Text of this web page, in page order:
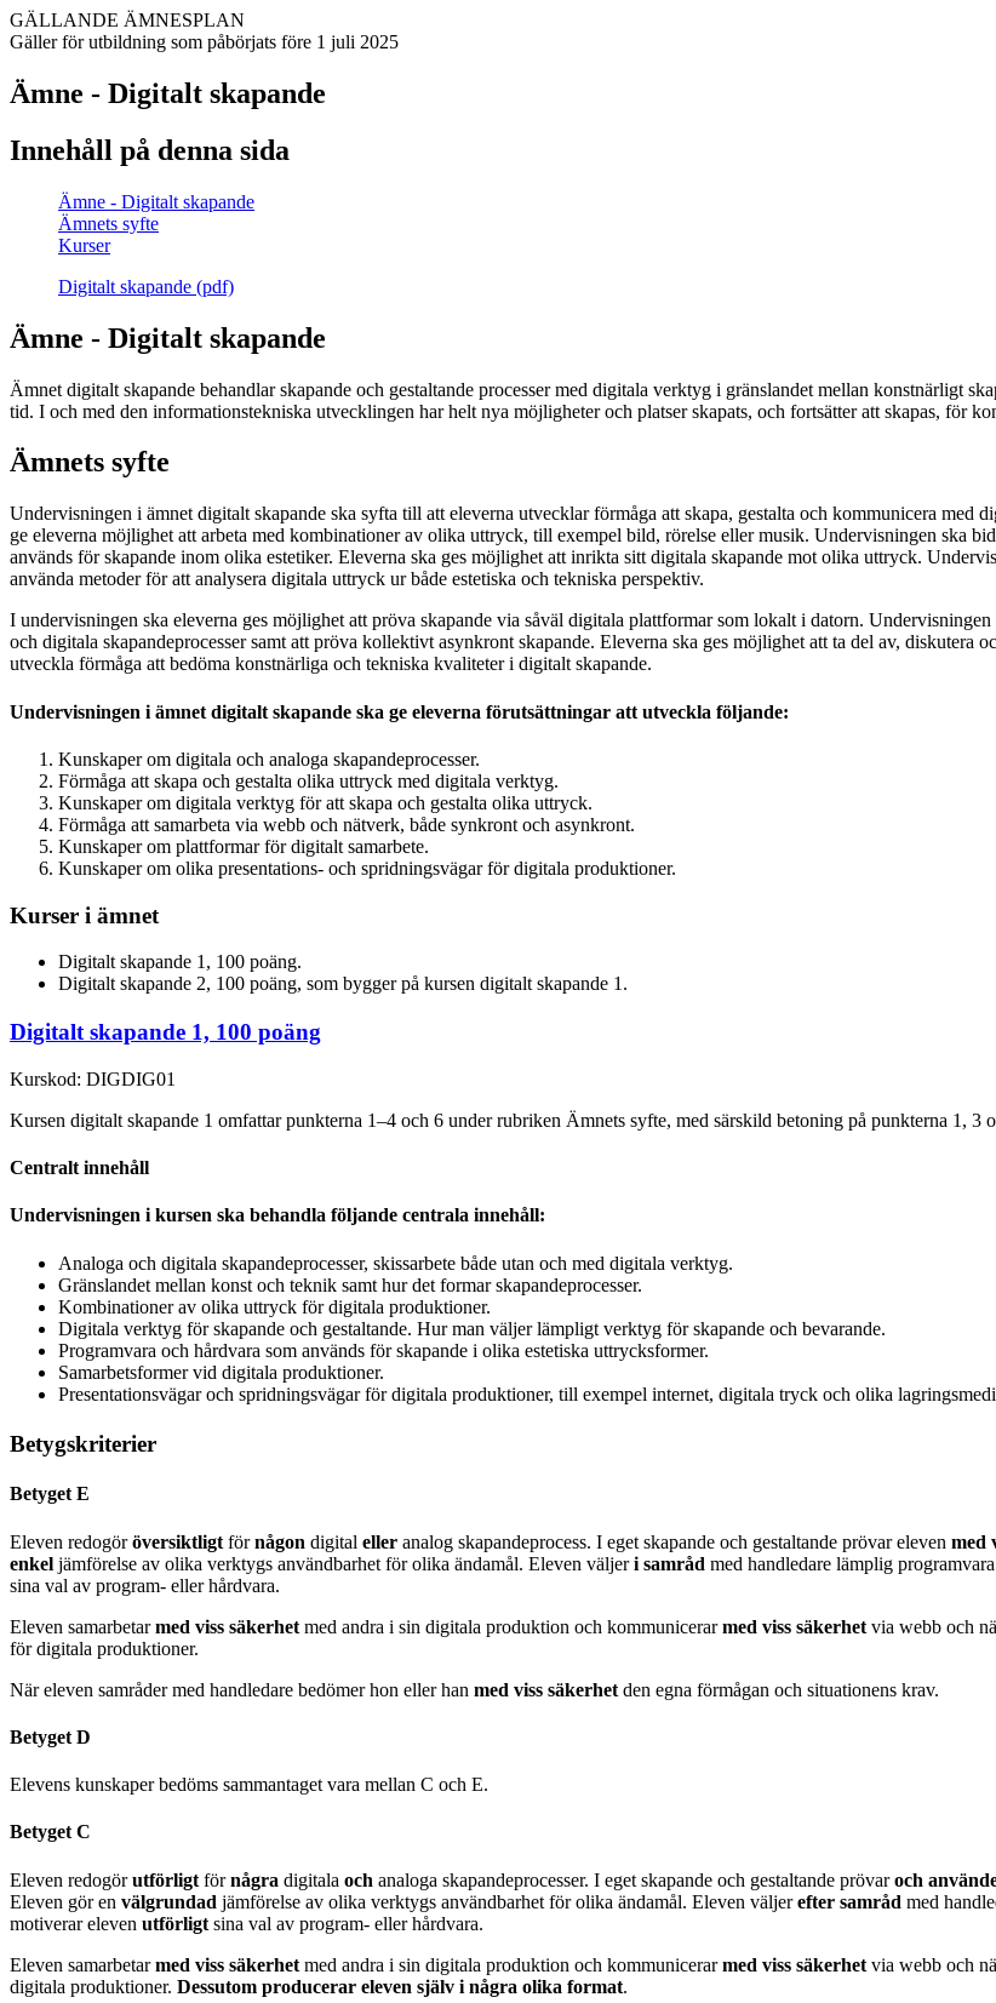
GÄLLANDE ÄMNESPLAN
Gäller för utbildning som påbörjats före 1 juli 2025
Ämne - Digitalt skapande
Innehåll på denna sida
Ämne - Digitalt skapande
Ämnets syfte
Kurser
Digitalt skapande (pdf)
Ämne - Digitalt skapande
Ämnet digitalt skapande behandlar skapande och gestaltande processer med digitala verktyg i gränslandet mellan konstnärligt
tid. I och med den informationstekniska utvecklingen har helt nya möjligheter och platser skapats, och fortsätter att skapas, för
Ämnets syfte
Undervisningen i ämnet digitalt skapande ska syfta till att eleverna utvecklar förmåga att skapa, gestalta och kommunicera
ge eleverna möjlighet att arbeta med kombinationer av olika uttryck, till exempel bild, rörelse eller musik. Undervisningen ska
används för skapande inom olika estetiker. Eleverna ska ges möjlighet att inrikta sitt digitala skapande mot olika uttryck.
använda metoder för att analysera digitala uttryck ur både estetiska och tekniska perspektiv.
I undervisningen ska eleverna ges möjlighet att pröva skapande via såväl digitala plattformar som lokalt i datorn.
och digitala skapandeprocesser samt att pröva kollektivt asynkront skapande. Eleverna ska ges möjlighet att ta del av, diskutera
utveckla förmåga att bedöma konstnärliga och tekniska kvaliteter i digitalt skapande.
Undervisningen i ämnet digitalt skapande ska ge eleverna förutsättningar att utveckla följande:
Kunskaper om digitala och analoga skapandeprocesser.
Förmåga att skapa och gestalta olika uttryck med digitala verktyg.
Kunskaper om digitala verktyg för att skapa och gestalta olika uttryck.
Förmåga att samarbeta via webb och nätverk, både synkront och asynkront.
Kunskaper om plattformar för digitalt samarbete.
Kunskaper om olika presentations- och spridningsvägar för digitala produktioner.
Kurser i ämnet
Digitalt skapande 1, 100 poäng.
Digitalt skapande 2, 100 poäng, som bygger på kursen digitalt skapande 1.
Digitalt skapande 1, 100 poäng
Kurskod: DIGDIG01
Kursen digitalt skapande 1 omfattar punkterna 1–4 och 6 under rubriken Ämnets syfte, med särskild betoning på punkterna 1, 3
Centralt innehåll
Undervisningen i kursen ska behandla följande centrala innehåll:
Analoga och digitala skapandeprocesser, skissarbete både utan och med digitala verktyg.
Gränslandet mellan konst och teknik samt hur det formar skapandeprocesser.
Kombinationer av olika uttryck för digitala produktioner.
Digitala verktyg för skapande och gestaltande. Hur man väljer lämpligt verktyg för skapande och bevarande.
Programvara och hårdvara som används för skapande i olika estetiska uttrycksformer.
Samarbetsformer vid digitala produktioner.
Presentationsvägar och spridningsvägar för digitala produktioner, till exempel internet, digitala tryck och olika
Betygskriterier
Betyget E
Eleven redogöröversiktligt förnågon digital eller analog skapandeprocess. I eget skapande och gestaltande prövar eleven med
enkel jämförelse av olika verktygs användbarhet för olika ändamål. Eleven väljeri samråd med handledare lämplig
sina val av program- eller hårdvara.
Eleven samarbetarmed viss säkerhet med andra i sin digitala produktion och kommunicerarmed viss säkerhet via webb och
för digitala produktioner.
När eleven samråder med handledare bedömer hon eller han med viss säkerhet den egna förmågan och situationens krav.
Betyget D
Elevens kunskaper bedöms sammantaget vara mellan C och E.
Betyget C
Eleven redogörutförligt förnågra digitala och analoga skapandeprocesser. I eget skapande och gestaltande prövaroch
Eleven gör en välgrundad jämförelse av olika verktygs användbarhet för olika ändamål. Eleven väljerefter samråd med
motiverar eleven utförligt sina val av program- eller hårdvara.
Eleven samarbetarmed viss säkerhet med andra i sin digitala produktion och kommunicerarmed viss säkerhet via webb och
digitala produktioner. Dessutom producerar eleven själv i några olika format.